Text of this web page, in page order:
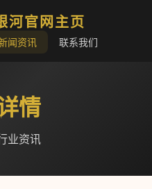
官网主页
闻资讯 联系我们
情
业资讯